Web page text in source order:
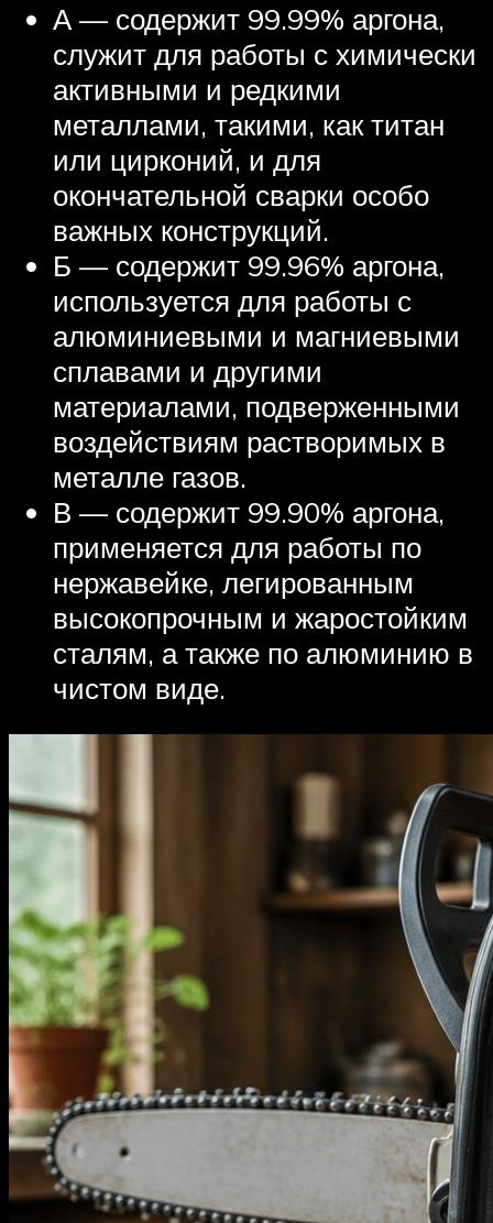
А — содержит 99.99% аргона,
служит для работы с химически
активными и редкими
металлами, такими, как титан
или цирконий, и для
окончательной сварки особо
важных конструкций.
Б — содержит 99.96% аргона,
используется для работы с
алюминиевыми и магниевыми
сплавами и другими
материалами, подверженными
воздействиям растворимых в
металле газов.
В — содержит 99.90% аргона,
применяется для работы по
нержавейке, легированным
высокопрочным и жаростойким
сталям, а также по алюминию в
чистом виде.